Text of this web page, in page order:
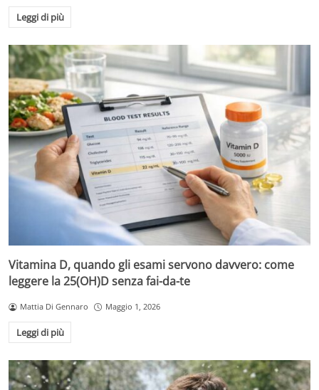
Leggi di più
Vitamina D, quando gli esami servono davvero: come
leggere la 25(OH)D senza fai-da-te
Mattia Di Gennaro Maggio 1, 2026
Leggi di più